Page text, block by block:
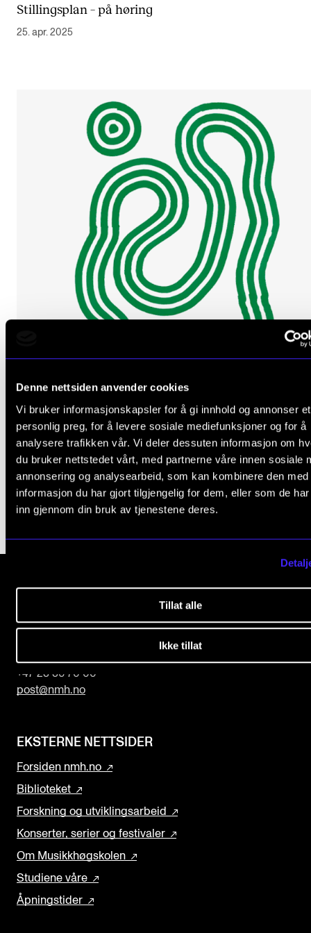
Denne nettsiden anvender cookies
Vi bruker informasjonskapsler for å gi innhold og annonser et
personlig preg, for å levere sosiale mediefunksjoner og for å
analysere trafikken vår. Vi deler dessuten informasjon om
du bruker nettstedet vårt, med partnerne våre innen sosiale
annonsering og analysearbeid, som kan kombinere den med
informasjon du har gjort tilgjengelig for dem, eller som de
inn gjennom din bruk av tjenestene deres.
Tillat alle
Ikke tillat
Digitale ressurser for undervisning
FORSKNING OG UTVIKLINGSARBEID
Om FoU på NMH
For ph.d.-programmet i kunstnerisk utviklingsarbeid
For ph.d.-programmet i musikkforskning
Forskningsetikk
KONSERTER OG ARRANGEMENTER
Arrangementer for ansatte
Låne utstyr – lyd, lys og video
Konsertopptak
ORGANISASJON
Aktuelle saker
Organisering av NMH
Biblioteket
Strategier, planer og rapporter
Stillingsplan – på høring
25. apr. 2025
Forslag til nye normer for vekting
23. mars 2021
Slemdalsveien 11
+47 23 36 70 00
post@nmh.no
EKSTERNE NETTSIDER
Forsiden nmh.no
Biblioteket
Forskning og utviklingsarbeid
Konserter, serier og festivaler
Om Musikkhøgskolen
Studiene våre
Åpningstider